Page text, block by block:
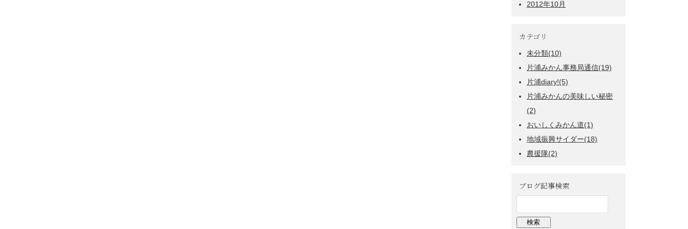
2012年10月
カテゴリ
未分類(10)
片浦みかん事務局通信(19)
片浦diary!(5)
片浦みかんの美味しい秘密
(2)
おいしくみかん道(1)
地域振興サイダー(18)
農援隊(2)
ブログ記事検索